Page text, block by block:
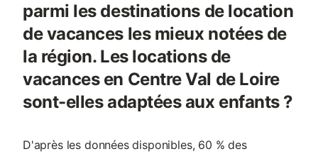
parmi les destinations de location
de vacances les mieux notées de
la région. Les locations de
vacances en Centre Val de Loire
sont-elles adaptées aux enfants ?
D'après les données disponibles, 60 % des